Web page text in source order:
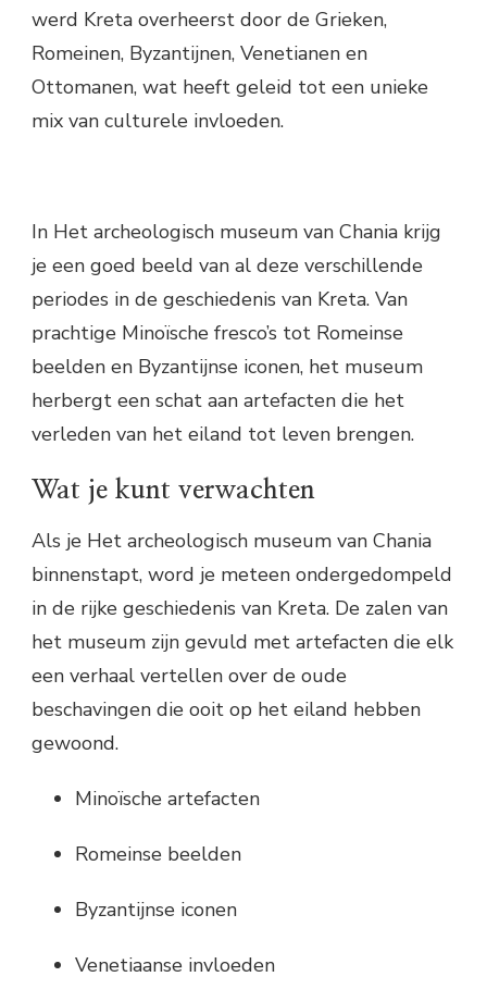
werd Kreta overheerst door de Grieken,
Romeinen, Byzantijnen, Venetianen en
Ottomanen, wat heeft geleid tot een unieke
mix van culturele invloeden.
In Het archeologisch museum van Chania krijg
je een goed beeld van al deze verschillende
periodes in de geschiedenis van Kreta. Van
prachtige Minoïsche fresco’s tot Romeinse
beelden en Byzantijnse iconen, het museum
herbergt een schat aan artefacten die het
verleden van het eiland tot leven brengen.
Wat je kunt verwachten
Als je Het archeologisch museum van Chania
binnenstapt, word je meteen ondergedompeld
in de rijke geschiedenis van Kreta. De zalen van
het museum zijn gevuld met artefacten die elk
een verhaal vertellen over de oude
beschavingen die ooit op het eiland hebben
gewoond.
Minoïsche artefacten
Romeinse beelden
Byzantijnse iconen
Venetiaanse invloeden